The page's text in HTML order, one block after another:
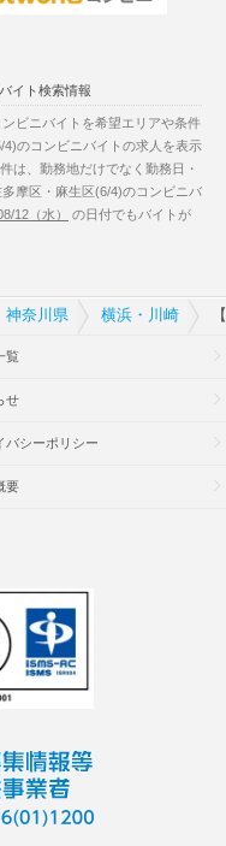
イト検索情報
ビニバイトを希望エリアや条件
のコンビニバイトの求人を表示
は、勤務地だけでなく勤務日・
摩区・麻生区(6/4)のコンビニバ
12（水）
の日付でもバイトが
神奈川県 横浜・川崎
覧
せ
バシーポリシー
要